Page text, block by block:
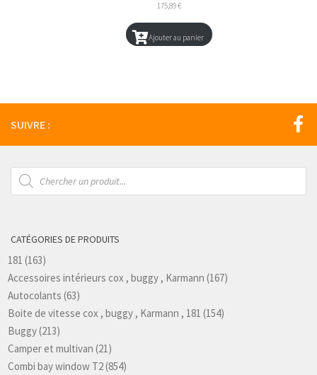
175,89€
Ajouter au panier
SUIVRE :
Recherche
de
produits
CATÉGORIES DE PRODUITS
181 (163)
Accessoires intérieurs cox , buggy , Karmann (167)
Autocolants (63)
Boite de vitesse cox , buggy , Karmann , 181 (154)
Buggy(213)
Camper et multivan (21)
Combi bay window T2(854)